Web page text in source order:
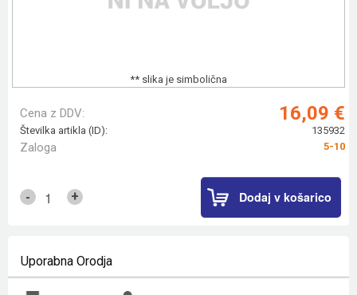
** slika je simbolična
Cena z DDV: 16,09 €
Številka artikla (ID): 135932
Zaloga 5-10
- + Dodaj v košarico
Uporabna Orodja